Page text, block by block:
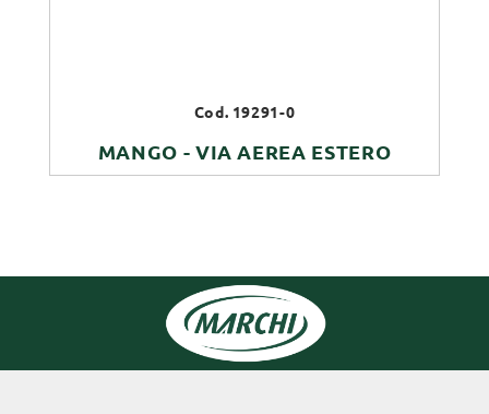
Cod. 19291-0
MANGO - VIA AEREA ESTERO